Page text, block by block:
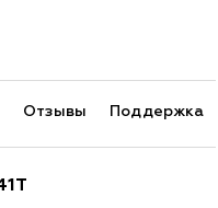
Отзывы Поддержка